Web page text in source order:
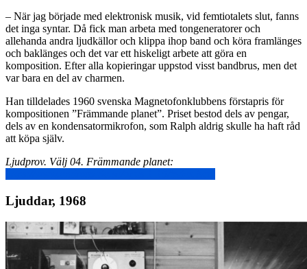
– När jag började med elektronisk musik, vid femtiotalets slut, fanns
det inga syntar. Då fick man arbeta med tongeneratorer och
allehanda andra ljudkällor och klippa ihop band och köra framlänges
och baklänges och det var ett hiskeligt arbete att göra en
komposition. Efter alla kopieringar uppstod visst bandbrus, men det
var bara en del av charmen.
Han tilldelades 1960 svenska Magnetofonklubbens förstapris för
kompositionen ”Främmande planet”. Priset bestod dels av pengar,
dels av en kondensatormikrofon, som Ralph aldrig skulle ha haft råd
att köpa själv.
Ljudprov. Välj 04. Främmande planet:
Ljuddar, 1968